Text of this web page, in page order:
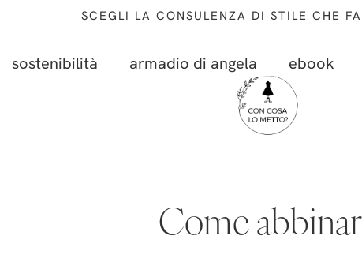
SCEGLI LA CONSULENZA DI STILE CHE
sostenibilità armadio di angela ebook
Come